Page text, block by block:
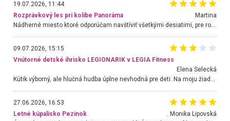
19.07.2026, 11:44
Rozprávkový les pri kolibe Panoráma
Martina
Nádherné miesto ktoré odporúčam navštíviť všetkými desiatimi, pre rodiny s deťmi, dôchodcom... Proste a jednoducho ozaj rozprávkový les.. určite ešte prídeme. Odniesli sme si na pamiatku krásne tričká,
09.07.2026, 15:15
Vnútorné detské ihrisko LEGIONARIK v LEGIA Fitness
Elena Selecká
Kútik výborný, ale hlučná hudba úplne nevhodná pre deti. Na moju žiadosť o aspoň sušenie nereagovali.
27.06.2026, 16:53
Letné kúpalisko Pezinok
. Monika Lipovská